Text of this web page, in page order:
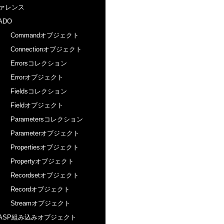
レンス
Commandオブジェクト
Connectionオブジェクト
Errorsコレクション
Errorオブジェクト
Fieldsコレクション
Fieldオブジェクト
Parametersコレクション
Parameterオブジェクト
Propertiesオブジェクト
Propertyオブジェクト
Recordsetオブジェクト
Recordオブジェクト
Streamオブジェクト
組み込みオブジェクト